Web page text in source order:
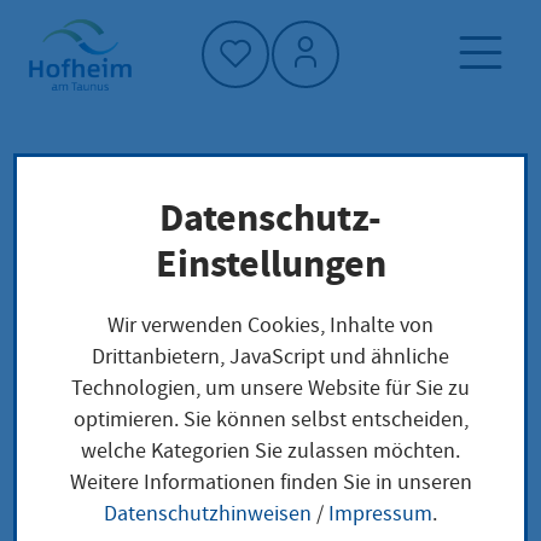
Startseite"
Neuigkeiten und Ausschreibungen
Software-Umstellung: Kita-Anmeldungen
vorübergehend nicht möglich
Software-Umstellung:
Datenschutz-
Einstellungen
Wir verwenden Cookies, Inhalte von
Drittanbietern, JavaScript und ähnliche
Technologien, um unsere Website für Sie zu
optimieren. Sie können selbst entscheiden,
welche Kategorien Sie zulassen möchten.
Weitere Informationen finden Sie in unseren
Datenschutzhinweisen / Impressum.